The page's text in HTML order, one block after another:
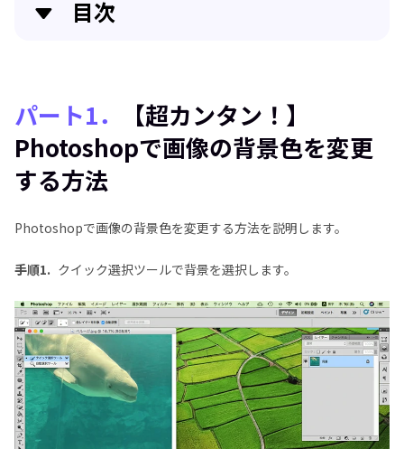
目次
パート2．【カラープレイ！】Photoshopで画像の特
定の色だけ変える方法
パート3．画像の背景色を変更するに最適なツール―
Photoshopで画像の背景色の変更に関するよくある
質問
パート1．
【超カンタン！】
Photoshopで画像の背景色を変更
する方法
Photoshopで画像の背景色を変更する方法を説明します。
手順1. クイック選択ツールで背景を選択します。